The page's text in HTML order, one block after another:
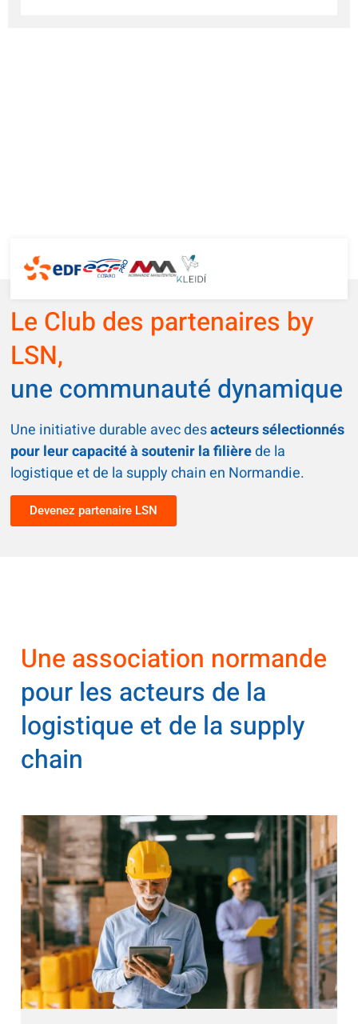
Le Club des partenaires by
LSN,
une communauté dynamique
Une initiative durable avec desacteurs sélectionnés
pour leur capacité à soutenir la filièrede la
logistique et de la supply chain en Normandie.
Devenez partenaire LSN
Une association normande
pour les acteurs de la
logistique et de la supply
chain